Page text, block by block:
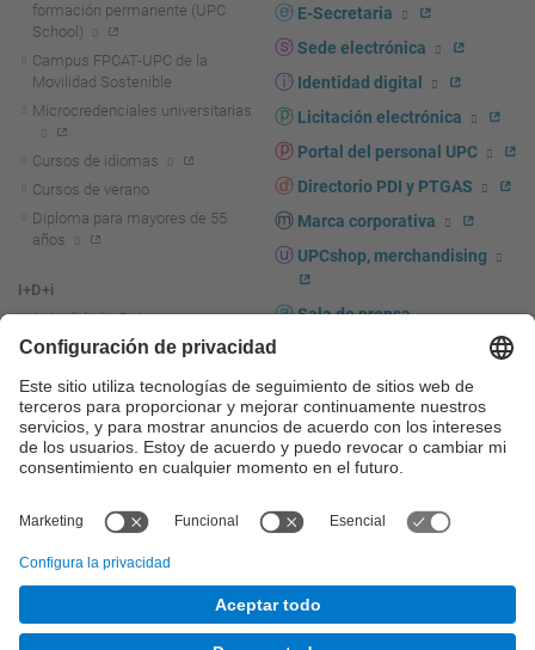
formación permanente (UPC
School)
Campus FPCAT-UPC de la
Movilidad Sostenible
Microcredenciales universitarias
Cursos de idiomas
Cursos de verano
Diploma para mayores de 55
años
I+D+i
Actualidad I+D+I
La investigación en la UPC
Fomento y apoyo a la
investigación
La transferencia, el
emprendimiento y la innovación
en la UPC
transferencia, el emprendimiento
Servicios a las empresas
Servicios Científico-técnicos
E-Secretaria
Sede electrónica
Identidad digital
Licitación electrónica
Portal del personal UPC
Directorio PDI y PTGAS
Marca corporativa
UPCshop, merchandising
Sala de prensa